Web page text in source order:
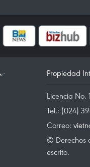
Propiedad
Licencia No.
Tel.: (024)
Correo:
© Derechos
escrito.